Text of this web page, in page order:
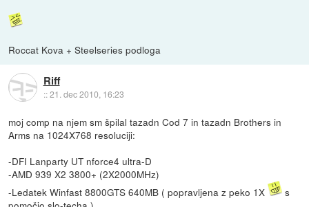
Roccat Kova + Steelseries podloga
Riff
::21. dec 2010, 16:23
moj comp na njem sm špilal tazadn Cod 7 in tazadn Brothers in
Arms na 1024X768 resoluciji:
-DFI Lanparty UT nforce4 ultra-D
-AMD 939 X2 3800+ (2X2000MHz)
-Ledatek Winfast 8800GTS 640MB ( popravljena z peko 1X
s